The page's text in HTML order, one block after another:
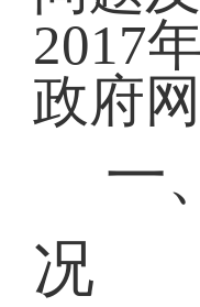
2017
政府
一
况